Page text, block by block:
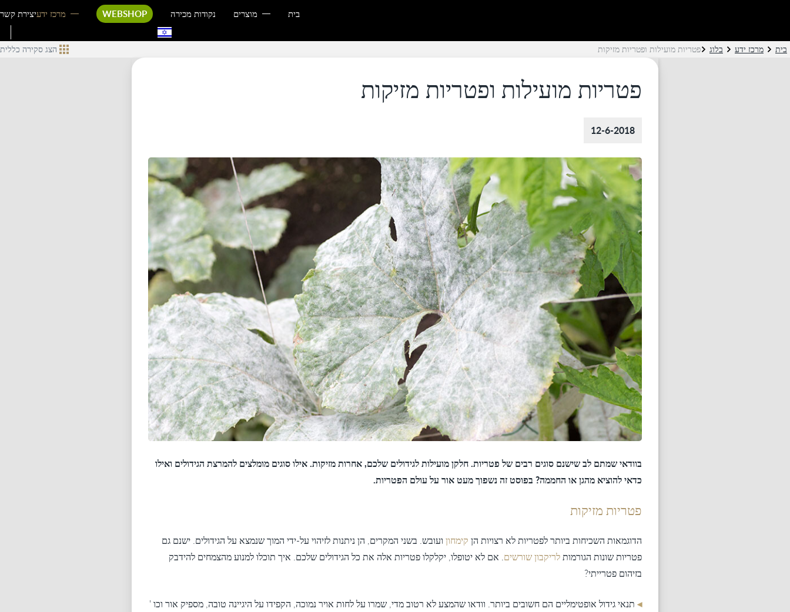
בית מוצרים נקודות מכירה WEBSHOP מרכז ידעיצירת קשר
בית מרכז ידע בלוג פטריות מועילות ופטריות מזיקות הצג סקירה כללית
פטריות מועילות ופטריות מזיקות
12-6-2018
בוודאי שמתם לב שישנם סוגים רבים של פטריות. חלקן מועילות לגידולים שלכם, אחרות מזיקות. אילו סוגים מומלצים להמרצת הגידולים ואילו
כדאי להוציא מהגן או החממה? בפוסט זה נשפוך מעט אור על עולם הפטריות.
פטריות מזיקות
הדוגמאות השכיחות ביותר לפטריות לא רצויות הן קימחון ועובש. בשני המקרים, הן ניתנות לזיהוי על-ידי המוך שנמצא על הגידולים. ישנם גם
פטריות שונות הגורמותלריקבון שורשים. אם לא יטופלו, יקלקלו פטריות אלה את כל הגידולים שלכם. איך תוכלו למנוע מהצמחים להידבק
בזיהום פטרייתי?
◂ תנאי גידול אופטימליים הם חשובים ביותר. וודאו שהמצע לא רטוב מדי, שמרו על לחות אויר נמוכה, הקפידו על היגיינה טובה, מספיק אור וכו '